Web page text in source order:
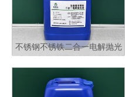
不锈钢不锈铁二合一电解抛光